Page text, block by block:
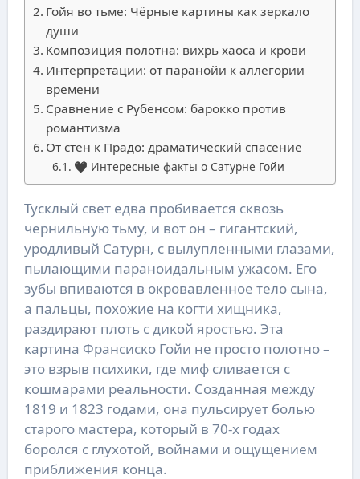
Гойя во тьме: Чёрные картины как зеркало
души
Композиция полотна: вихрь хаоса и крови
Интерпретации: от паранойи к аллегории
времени
Сравнение с Рубенсом: барокко против
романтизма
От стен к Прадо: драматический спасение
🖤 Интересные факты о Сатурне Гойи
Тусклый свет едва пробивается сквозь
чернильную тьму, и вот он – гигантский,
уродливый Сатурн, с вылупленными глазами,
пылающими параноидальным ужасом. Его
зубы впиваются в окровавленное тело сына,
а пальцы, похожие на когти хищника,
раздирают плоть с дикой яростью. Эта
картина Франсиско Гойи не просто полотно –
это взрыв психики, где миф сливается с
кошмарами реальности. Созданная между
1819 и 1823 годами, она пульсирует болью
старого мастера, который в 70-х годах
боролся с глухотой, войнами и ощущением
приближения конца.